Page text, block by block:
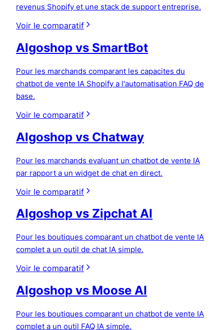
revenus Shopify et une stack de support entreprise.
Voir le comparatif
Algoshop vs SmartBot
Pour les marchands comparant les capacites du
chatbot de vente IA Shopify a l'automatisation FAQ de
base.
Voir le comparatif
Algoshop vs Chatway
Pour les marchands evaluant un chatbot de vente IA
par rapport a un widget de chat en direct.
Voir le comparatif
Algoshop vs Zipchat AI
Pour les boutiques comparant un chatbot de vente IA
complet a un outil de chat IA simple.
Voir le comparatif
Algoshop vs Moose AI
Pour les boutiques comparant un chatbot de vente IA
complet a un outil FAQ IA simple.